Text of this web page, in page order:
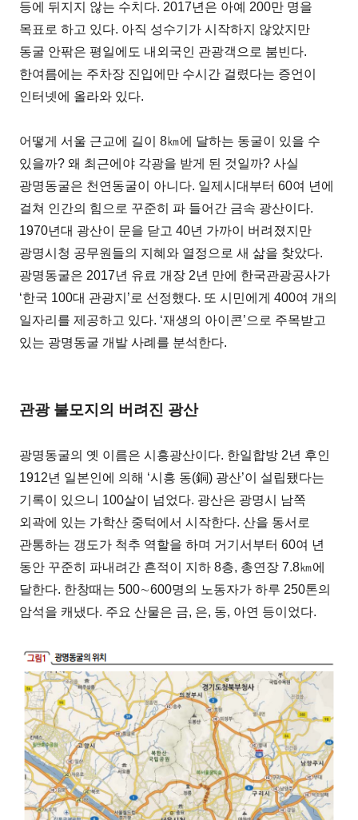
등에 뒤지지 않는 수치다. 2017년은 아예 200만 명을
목표로 하고 있다. 아직 성수기가 시작하지 않았지만
동굴 안팎은 평일에도 내외국인 관광객으로 붐빈다.
한여름에는 주차장 진입에만 수시간 걸렸다는 증언이
인터넷에 올라와 있다.
어떻게 서울 근교에 길이 8㎞에 달하는 동굴이 있을 수
있을까? 왜 최근에야 각광을 받게 된 것일까? 사실
광명동굴은 천연동굴이 아니다. 일제시대부터 60여 년에
걸쳐 인간의 힘으로 꾸준히 파 들어간 금속 광산이다.
1970년대 광산이 문을 닫고 40년 가까이 버려졌지만
광명시청 공무원들의 지혜와 열정으로 새 삶을 찾았다.
광명동굴은 2017년 유료 개장 2년 만에 한국관광공사가
‘한국 100대 관광지’로 선정했다. 또 시민에게 400여 개의
일자리를 제공하고 있다. ‘재생의 아이콘’으로 주목받고
있는 광명동굴 개발 사례를 분석한다.
관광 불모지의 버려진 광산
광명동굴의 옛 이름은 시흥광산이다. 한일합방 2년 후인
1912년 일본인에 의해 ‘시흥 동(銅) 광산’이 설립됐다는
기록이 있으니 100살이 넘었다. 광산은 광명시 남쪽
외곽에 있는 가학산 중턱에서 시작한다. 산을 동서로
관통하는 갱도가 척추 역할을 하며 거기서부터 60여 년
동안 꾸준히 파내려간 흔적이 지하 8층, 총연장 7.8㎞에
달한다. 한창때는 500∼600명의 노동자가 하루 250톤의
암석을 캐냈다. 주요 산물은 금, 은, 동, 아연 등이었다.